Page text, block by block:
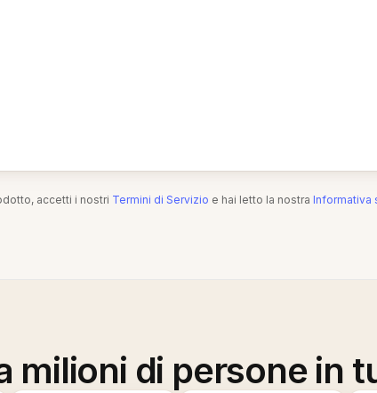
accetti i nostri Termini di Servizio e hai letto la nostra Informativa
milioni di persone in